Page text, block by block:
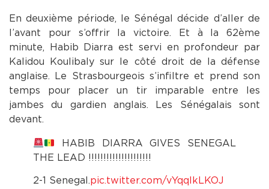
En deuxième période, le Sénégal décide d’aller de
l’avant pour s’offrir la victoire. Et à la 62ème
minute, Habib Diarra est servi en profondeur par
Kalidou Koulibaly sur le côté droit de la défense
anglaise. Le Strasbourgeois s’infiltre et prend son
temps pour placer un tir imparable entre les
jambes du gardien anglais. Les Sénégalais sont
devant.
HABIB DIARRA GIVES SENEGAL
THE LEAD !!!!!!!!!!!!!!!!!!!!!
2-1 Senegal.pic.twitter.com/vYqqIkLKOJ